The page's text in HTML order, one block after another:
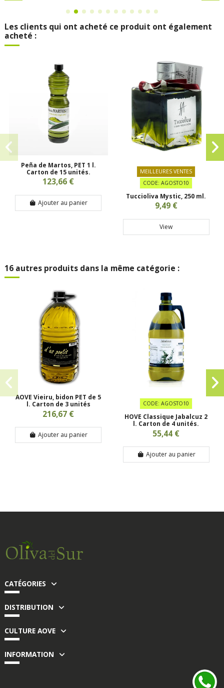
Les clients qui ont acheté ce produit ont également
acheté :
Peña de Martos, PET 1 l.
Carton de 15 unités.
123,66 €
Ajouter au panier
MEILLEURES VENTES
CODE: AGOSTO10
Tuccioliva Mystic, 250 ml.
9,49 €
View
16 autres produits dans la même catégorie :
AOVE Vieiru, bidon PET de 5
l. Carton de 3 unités
216,67 €
Ajouter au panier
CODE: AGOSTO10
HOVE Classique Jabalcuz 2
l. Carton de 4 unités.
55,44 €
Ajouter au panier
CATÉGORIES
DISTRIBUTION
CULTURE AOVE
INFORMATION